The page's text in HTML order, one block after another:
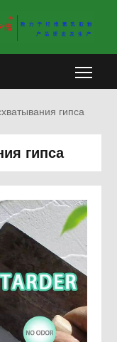
гипса
гипса